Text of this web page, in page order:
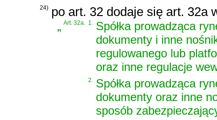
24) po art. 32 dodaje się art. 32a
„Art. 32a. 1. Spółka prowadząca
dokumenty i inne
regulowanego lub
oraz inne regulacje
2. Spółka prowadząca
dokumenty oraz inne
sposób